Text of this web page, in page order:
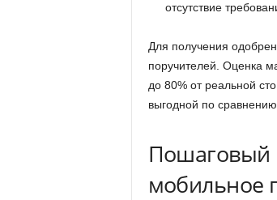
отсутствие
Для получения
поручителей. Оценка
до 80% от реальной
выгодной по
Пошаговый
мобильное